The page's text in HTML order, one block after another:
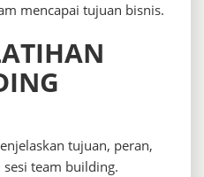
mencapai tujuan bisnis.
tujuan, peran,
team building.